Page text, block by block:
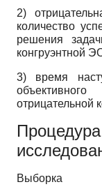
2)
количество
решения
конгруэнтной
3) время
отрицательной
Выборка